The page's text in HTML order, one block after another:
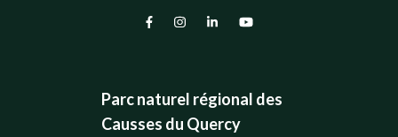
Lien vers le compte Facebook
Lien vers le compte Instagram
Lien vers le compte Linkedin
Lien vers la chaîne
Parc naturel régional des
Causses du Quercy